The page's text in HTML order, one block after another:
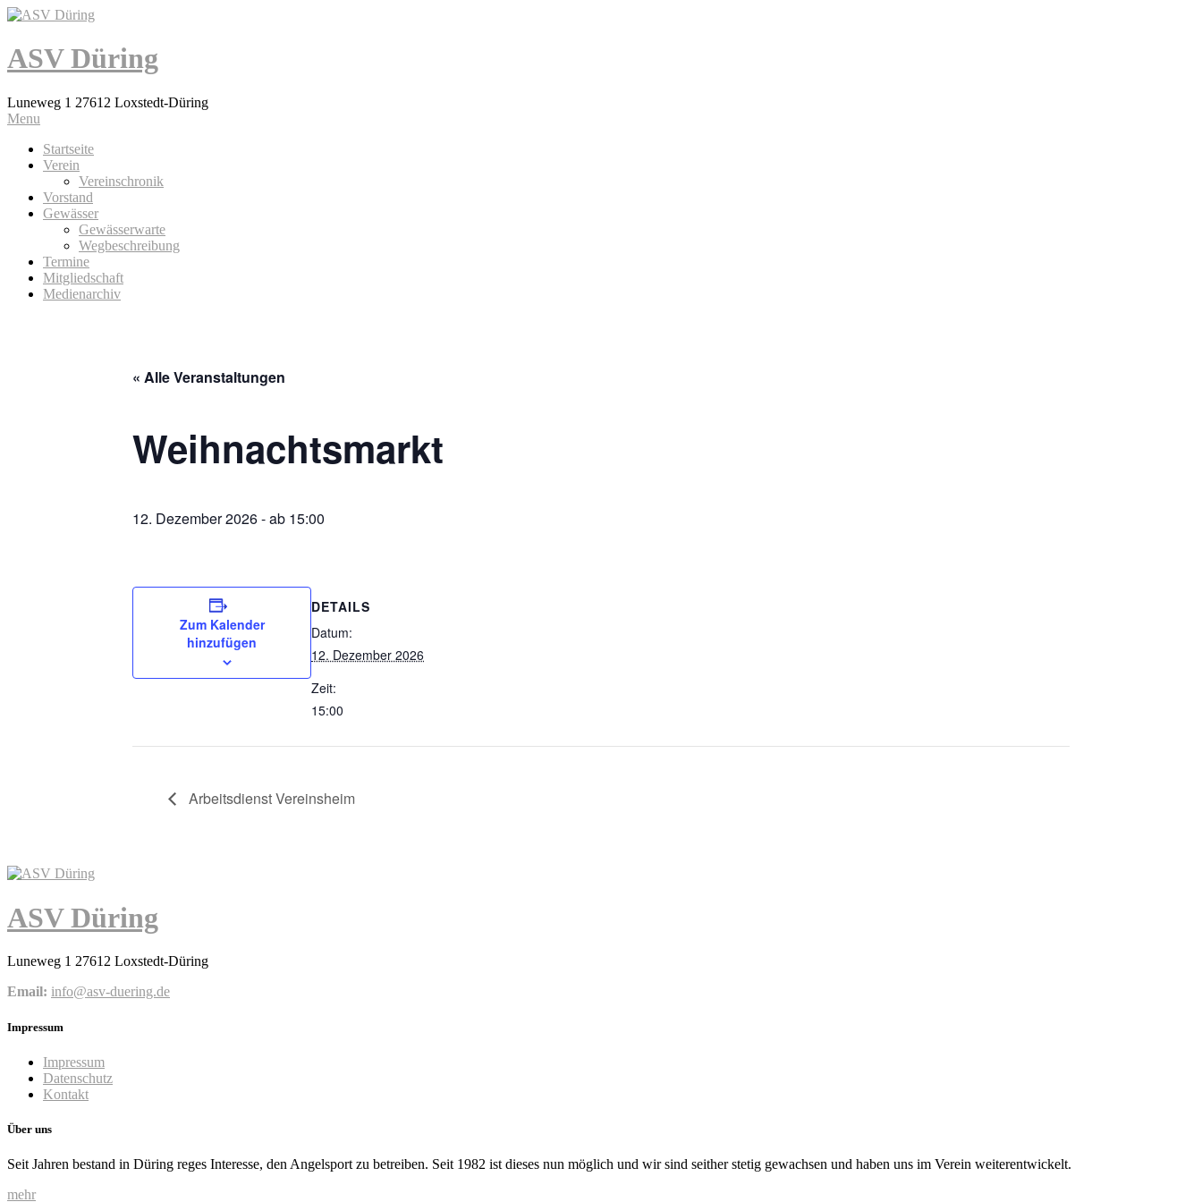
ASV Düring
Luneweg 1 27612 Loxstedt-Düring
Menu
Startseite
Verein
Vereinschronik
Vorstand
Gewässer
Gewässerwarte
Wegbeschreibung
Termine
Mitgliedschaft
Medienarchiv
« Alle Veranstaltungen
Weihnachtsmarkt
12. Dezember 2026 - ab 15:00
Zum Kalender
hinzufügen
DETAILS
Datum:
12. Dezember 2026
Zeit:
15:00
Arbeitsdienst Vereinsheim
ASV Düring
Luneweg 1 27612 Loxstedt-Düring
Email: info@asv-duering.de
Impressum
Impressum
Datenschutz
Kontakt
Über uns
Seit Jahren bestand in Düring reges Interesse, den Angelsport zu betreiben. Seit 1982 ist dieses nun möglich und wir sind seither stetig gewachsen und haben uns im Verein weiterentwickelt.
mehr